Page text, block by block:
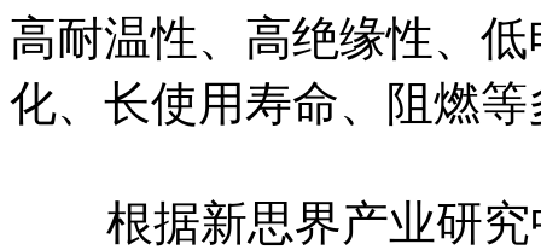
高耐温性、高绝缘性、
化、长使用寿命、阻燃
根据新思界产业研究